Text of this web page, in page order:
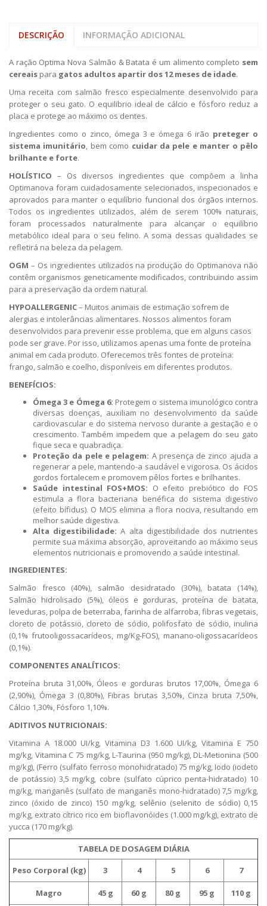
DESCRIÇÃO INFORMAÇÃO ADICIONAL
A ração Optima Nova Salmão & Batata é um alimento completo sem
cereais para gatos adultos apartir dos 12 meses de idade.
Uma receita com salmão fresco especialmente desenvolvido para
proteger o seu gato. O equilibrio ideal de cálcio e fósforo reduz a
placa e protege ao máximo os dentes.
Ingredientes como o zinco, ómega 3 e ómega 6 irão preteger o
sistema imunitário, bem como cuidar da pele e manter o pêlo
brilhante e forte.
HOLÍSTICO – Os diversos ingredientes que compõem a linha
Optimanova foram cuidadosamente selecionados, inspecionados e
aprovados para manter o equilíbrio funcional dos órgãos internos.
Todos os ingredientes utilizados, além de serem 100% naturais,
foram processados ​​naturalmente para alcançar o equilíbrio
metabólico ideal para o seu felino. A soma dessas qualidades se
refletirá na beleza da pelagem.
OGM – Os ingredientes utilizados na produção do Optimanova não
contêm organismos geneticamente modificados, contribuindo assim
para a preservação da ordem natural.
HYPOALLERGENIC– Muitos animais de estimação sofrem de
alergias e intolerâncias alimentares. Nossos alimentos foram
desenvolvidos para prevenir esse problema, que em alguns casos
pode ser grave. Por isso, utilizamos apenas uma fonte de proteína
animal em cada produto. Oferecemos três fontes de proteína:
frango, salmão e coelho, disponíveis em diferentes produtos.
BENEFÍCIOS:
Ómega 3 e Ómega 6: Protegem o sistema imunológico contra
diversas doenças, auxiliam no desenvolvimento da saúde
cardiovascular e do sistema nervoso durante a gestação e o
crescimento. Também impedem que a pelagem do seu gato
fique seca e quabradiça.
Proteção da pele e pelagem: A presença de zinco ajuda a
regenerar a pele, mantendo-a saudável e vigorosa. Os ácidos
gordos fortalecem e promovem pêlos fortes e brilhantes.
Saúde intestinal FOS+MOS: O efeito prebiótico do FOS
estimula a flora bacteriana benéfica do sistema digestivo
(efeito bífidus). O MOS elimina a flora nociva, resultando em
melhor saúde digestiva.
Alta digestibilidade: A alta digestibilidade dos nutrientes
permite sua máxima absorção, aproveitando ao máximo seus
elementos nutricionais e promovendo a saúde intestinal.
INGREDIENTES:
Salmão fresco (40%), salmão desidratado (30%), batata (14%),
Salmão hidrolisado (5%), óleos e gorduras, proteína de batata,
leveduras, polpa de beterraba, farinha de alfarroba, fibras vegetais,
cloreto de potássio, cloreto de sódio, polifosfato de sódio, inulina
(0,1% frutooligossacarídeos, mg/Kg-FOS), manano-oligossacarídeos
(0,1%).
COMPONENTES ANALÍTICOS:
Proteína bruta 31,00%, Óleos e gorduras brutos 17,00%, Ómega 6
(2,90%), Ómega 3 (0,80%), Fibras brutas 3,50%, Cinza bruta 7,50%,
Cálcio 1,30%, Fósforo 1,10%.
ADITIVOS NUTRICIONAIS:
Vitamina A 18.000 UI/kg, Vitamina D3 1.600 UI/kg, Vitamina E 750
mg/kg, Vitamina C 75 mg/kg, L-Taurina (950 mg/kg), DL-Metionina (500
mg/kg), (Ferro (sulfato ferroso monohidratado) 75 mg/kg, Iodo (iodeto
de potássio) 3,5 mg/kg, cobre (sulfato cúprico penta-hidratado) 10
mg/kg, manganês (sulfato de manganês mono-hidratado) 7,5 mg/kg,
zinco (óxido de zinco) 150 mg/kg, selênio (selenito de sódio) 0,15
mg/kg, extrato cítrico rico em bioflavonóides (1.000 mg/kg), extrato de
yucca (170 mg/kg).
TABELA DE DOSAGEM DIÁRIA
Peso Corporal (kg)
3 4 5 6 7
Magro 45 g 60 g 80 g 95 g 110 g